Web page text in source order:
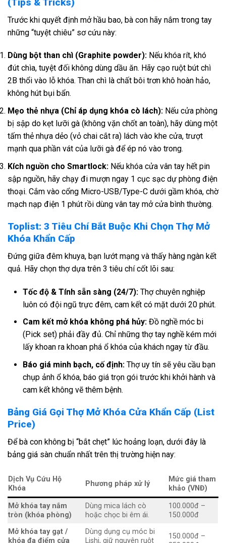
Trước khi quyết định mở hầu bao, bà con hãy nắm trong tay
những “tuyệt chiêu” sơ cứu này:
Dùng bột than chì (Graphite powder): Nếu khóa rít, khó
đút chìa, tuyệt đối không dùng dầu ăn. Hãy cạo ruột bút chì
2B thổi vào lỗ khóa. Than chì là chất bôi trơn khô hoàn hảo,
không hút bụi bẩn.
Mẹo thẻ nhựa (Chỉ áp dụng khóa cò lách): Nếu cửa phòng
bị sập do kẹt lưỡi gà (không vặn chốt an toàn), hãy dùng một
tấm thẻ nhựa dẻo (vỏ chai cắt ra) lách vào khe cửa, trượt
mạnh qua phần vát của lưỡi gà để ép nó vào trong.
Kích nguồn cho Smartlock: Nếu khóa cửa vân tay hết pin
sập nguồn, hãy chạy đi mượn ngay 1 cục sạc dự phòng điện
thoại. Cắm vào cổng Micro-USB/Type-C dưới gầm khóa, chờ
mạch nạp điện 1 phút rồi dùng vân tay mở cửa bình thường.
Toplist: 3 Tiêu Chí Bắt Buộc Khi Chọn Thợ Mở
Khóa Khẩn Cấp
Đứng giữa đêm khuya, bạn lướt mạng và thấy hàng ngàn kết
quả. Hãy chọn thợ dựa trên 3 tiêu chí cốt lõi sau:
Tốc độ & Tính sẵn sàng (24/7): Thợ chuyên nghiệp
luôn có đội ngũ trực đêm, cam kết có mặt dưới 20 phút.
Cam kết mở khóa không phá hủy: Đồ nghề móc bi
(Pick set) phải đầy đủ. Chỉ những thợ tay nghề kém mới
lấy khoan ra khoan phá ổ khóa của khách ngay từ đầu.
Báo giá minh bạch, cố định: Thợ uy tín sẽ yêu cầu bạn
chụp ảnh ổ khóa, báo giá trọn gói trước khi khởi hành và
cam kết không vẽ thêm bệnh.
Bảng Giá Gọi Thợ Mở Khóa Cửa Khẩn Cấp (List
Price)
Để bà con không bị “bắt chẹt” lúc hoảng loạn, dưới đây là
bảng giá sàn chuẩn nhất trên thị trường hiện nay:
Dịch Vụ Cứu Hộ
Khóa
Phương pháp xử lý
Mức giá tham
khảo (VNĐ)
Mở khóa tay nắm
tròn (khóa phòng)
Dùng mica lách cò
hoặc chọc bi êm ái.
100.000đ –
150.000đ
Mở khóa tay gạt /
khóa đa điểm cửa
Dùng dụng cụ móc bi
Lishi, giữ nguyên ruột
150.000đ –